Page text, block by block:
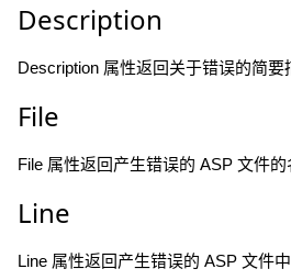
Description
Description 属性返回关于错误的简要
File
File 属性返回产生错误的 ASP 文件的
Line
Line 属性返回产生错误的 ASP 文件中